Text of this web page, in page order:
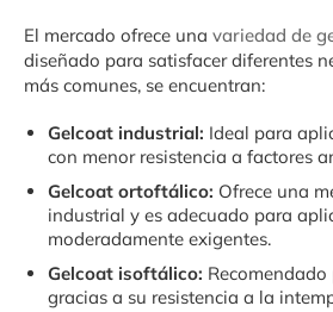
El mercado ofrece una variedad de
diseñado para satisfacer diferentes
más comunes, se encuentran:
Gelcoat industrial: Ideal para
con menor resistencia a factores
Gelcoat ortoftálico: Ofrece una
industrial y es adecuado para
moderadamente exigentes.
Gelcoat isoftálico:
gracias a su resistencia a la